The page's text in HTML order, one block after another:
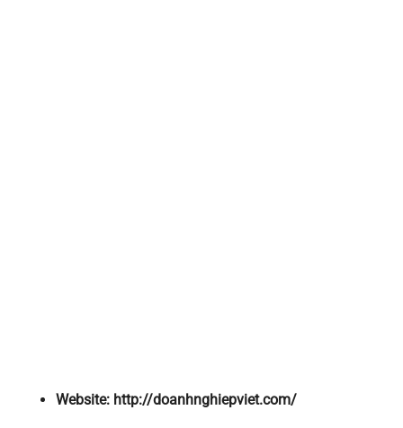
Website: http://doanhnghiepviet.com/